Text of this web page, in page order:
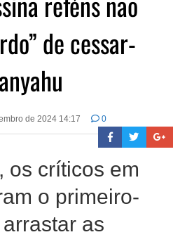
de cessar-
de 2024 14:17 0
os críticos em
o primeiro-
as